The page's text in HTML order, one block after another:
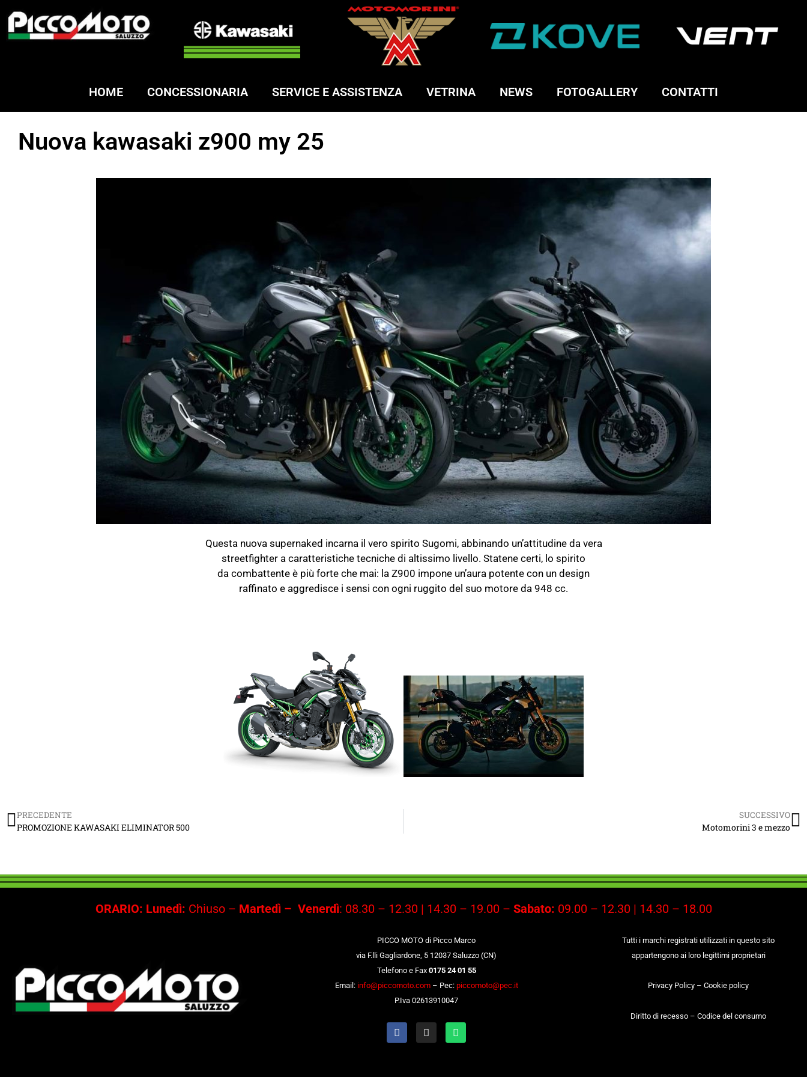
HOME CONCESSIONARIA SERVICE E ASSISTENZA VETRINA NEWS FOTOGALLERY CONTATTI
Nuova kawasaki z900 my 25
Questa nuova supernaked incarna il vero spirito Sugomi, abbinando un’attitudine da vera
streetfighter a caratteristiche tecniche di altissimo livello. Statene certi, lo spirito
da combattente è più forte che mai: la Z900 impone un’aura potente con un design
raffinato e aggredisce i sensi con ogni ruggito del suo motore da 948 cc.
PRECEDENTE
PROMOZIONE KAWASAKI ELIMINATOR 500
SUCCESSIVO
Motomorini 3 e mezzo
ORARIO: Lunedì: Chiuso – Martedì – Venerdì: 08.30 – 12.30 | 14.30 – 19.00 – Sabato: 09.00 – 12.30 | 14.30 – 18.00
PICCO MOTO di Picco Marco
via F.lli Gagliardone, 5 12037 Saluzzo (CN)
Telefono e Fax 0175 24 01 55
Email: info@piccomoto.com– Pec: piccomoto@pec.it
P.Iva 02613910047
Tutti i marchi registrati utilizzati in questo sito
appartengono ai loro legittimi proprietari
Privacy Policy –Cookie policy
Diritto di recesso –Codice del consumo